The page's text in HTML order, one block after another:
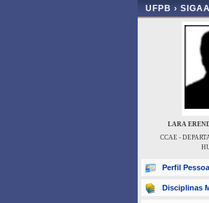
UFPB ›
LARA
CCAE -
Perfil
Disciplinas